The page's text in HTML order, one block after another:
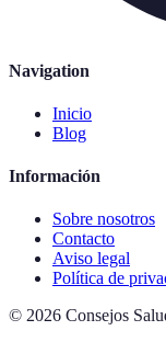
Navigation
Inicio
Blog
Información
Sobre nosotros
Contacto
Aviso legal
Política de
© 2026 Consejos